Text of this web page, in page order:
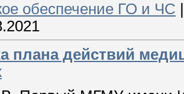
обеспечение ГО и ЧС
плана действий